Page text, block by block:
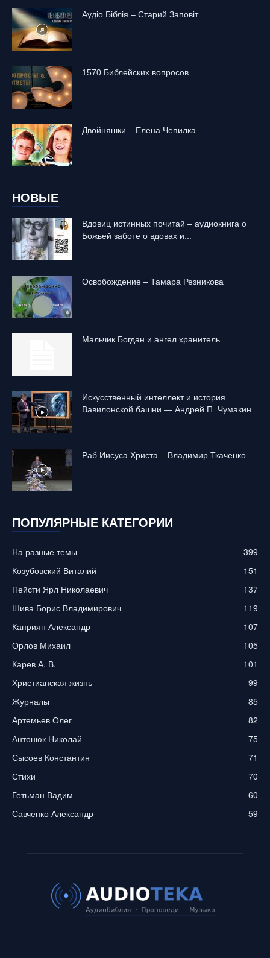
Аудіо Біблія – Старий Заповіт
1570 Библейских вопросов
Двойняшки – Елена Чепилка
НОВЫЕ
Вдовиц истинных почитай – аудиокнига о
Божьей заботе о вдовах и...
Освобождение – Тамара Резникова
Mальчик Богдан и ангел хранитель
Искусственный интеллект и история
Вавилонской башни — Андрей П. Чумакин
Раб Иисуса Христа – Владимир Ткаченко
ПОПУЛЯРНЫЕ КАТЕГОРИИ
На разные темы
399
Козубовский Виталий
151
Пейсти Ярл Николаевич
137
Шива Борис Владимирович
119
Каприян Александр
107
Орлов Михаил
105
Карев А. В.
101
Христианская жизнь
99
Журналы
85
Артемьев Олег
82
Антонюк Николай
75
Сысоев Константин
71
Стихи
70
Гетьман Вадим
60
Савченко Александр
59